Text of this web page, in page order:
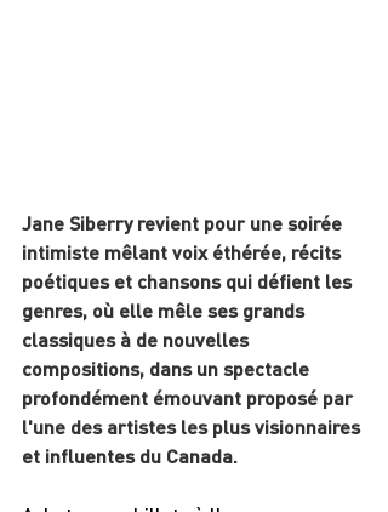
Jane Siberry revient pour une soirée
intimiste mêlant voix éthérée, récits
poétiques et chansons qui défient les
genres, où elle mêle ses grands
classiques à de nouvelles
compositions, dans un spectacle
profondément émouvant proposé par
l'une des artistes les plus visionnaires
et influentes du Canada.